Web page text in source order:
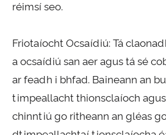
réimsí seo.
Friotaíocht Ocsaídiú: Tá
a ocsaídiú san aer agus tá sé
ar feadh i bhfad. Baineann an
timpeallacht thionsclaíoch
chinntiú go ritheann an gléas